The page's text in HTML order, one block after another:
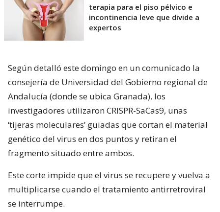
terapia para el piso pélvico e
incontinencia leve que divide a
expertos
Según detalló este domingo en un comunicado la
consejería de Universidad del Gobierno regional de
Andalucía (donde se ubica Granada), los
investigadores utilizaron CRISPR-SaCas9, unas
‘tijeras moleculares’ guiadas que cortan el material
genético del virus en dos puntos y retiran el
fragmento situado entre ambos.
Este corte impide que el virus se recupere y vuelva a
multiplicarse cuando el tratamiento antirretroviral
se interrumpe.